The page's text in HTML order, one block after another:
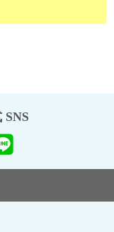
SNS